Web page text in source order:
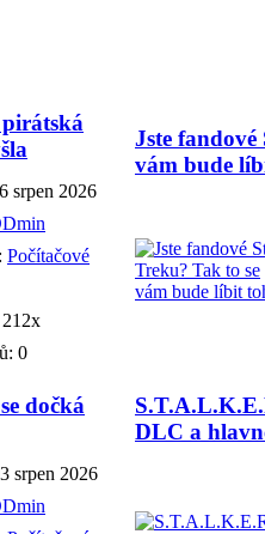
srpen 2026
Počítačové
212x
0
Jste
vám bude
dočká
srpen 2026
DLC a